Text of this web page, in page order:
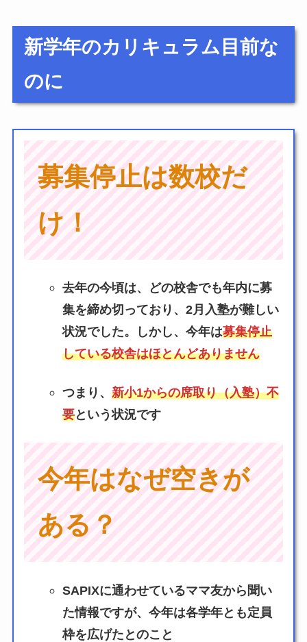
新学年のカリキュラム目前な
のに
募集停止は数校だ
け！
去年の今頃は、どの校舎でも年内に募
集を締め切っており、2月入塾が難しい
状況でした。
しかし、今年は募集停止
している校舎はほとんどありません
つまり、新小1からの席取り（入塾）不
要という状況です
今年はなぜ空きが
ある？
SAPIXに通わせているママ友から聞い
た情報ですが、今年は各学年とも定員
枠を広げたとのこと